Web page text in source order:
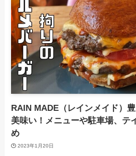
RAIN MADE（レインメイド）
美味い！メニューや駐車場、テ
め
2023年1月20日